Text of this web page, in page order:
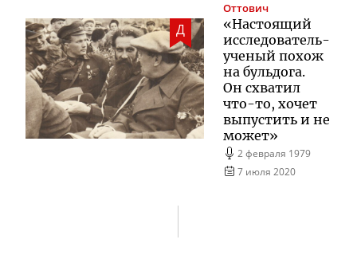
Д
Оттович
«Настоящий
исследователь-
ученый похож
на бульдога.
Он схватил
что-то, хочет
выпустить и не
может»
2 февраля 1979
7 июля 2020